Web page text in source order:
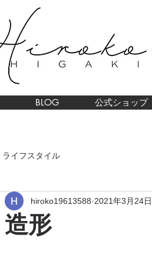
BLOG 公式ショップ
ライフスタイル
造形
hiroko19613588 2021年3月24日